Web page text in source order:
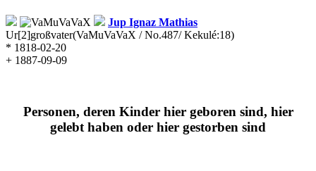
Jup Ignaz Mathias
Ur[2]großvater(VaMuVaVaX / No.487/ Kekulé:18)
* 1818-02-20
+ 1887-09-09
Personen, deren Kinder hier geboren sind, hier
gelebt haben oder hier gestorben sind